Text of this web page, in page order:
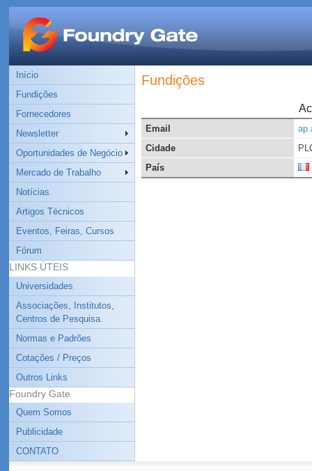
Início
Fundições
Fornecedores
Newsletter
Oportunidades de Negócio
Mercado de Trabalho
Notícias
Artigos Técnicos
Eventos, Feiras, Cursos
Fórum
LINKS ÚTEIS
Universidades
Associações, Institutos,
Centros de Pesquisa.
Normas e Padrões
Cotações / Preços
Outros Links
Foundry Gate
Quem Somos
Publicidade
CONTATO
Fundições
Email
Cidade
País